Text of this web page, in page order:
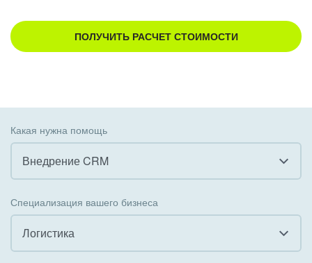
ПОЛУЧИТЬ РАСЧЕТ СТОИМОСТИ
Какая нужна помощь
Внедрение CRM
Внедрение КЭДО
Специализация вашего бизнеса
Логистика